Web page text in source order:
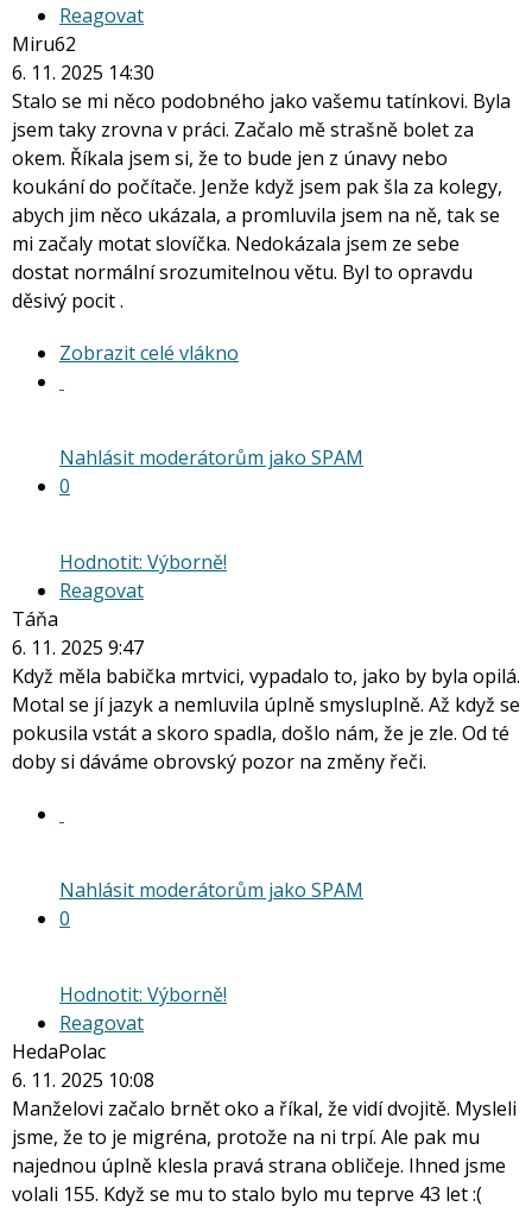
Reagovat
Miru62
6. 11. 2025 14:30
Stalo se mi něco podobného jako vašemu tatínkovi. Byla
jsem taky zrovna v práci. Začalo mě strašně bolet za
okem. Říkala jsem si, že to bude jen z únavy nebo
koukání do počítače. Jenže když jsem pak šla za kolegy,
abych jim něco ukázala, a promluvila jsem na ně, tak se
mi začaly motat slovíčka. Nedokázala jsem ze sebe
dostat normální srozumitelnou větu. Byl to opravdu
děsivý pocit .
Zobrazit celé vlákno
Nahlásit moderátorům jako SPAM
0
Hodnotit: Výborně!
Reagovat
Táňa
6. 11. 2025 9:47
Když měla babička mrtvici, vypadalo to, jako by byla opilá.
Motal se jí jazyk a nemluvila úplně smysluplně. Až když se
pokusila vstát a skoro spadla, došlo nám, že je zle. Od té
doby si dáváme obrovský pozor na změny řeči.
Nahlásit moderátorům jako SPAM
0
Hodnotit: Výborně!
Reagovat
HedaPolac
6. 11. 2025 10:08
Manželovi začalo brnět oko a říkal, že vidí dvojitě. Mysleli
jsme, že to je migréna, protože na ni trpí. Ale pak mu
najednou úplně klesla pravá strana obličeje. Ihned jsme
volali 155. Když se mu to stalo bylo mu teprve 43 let :(